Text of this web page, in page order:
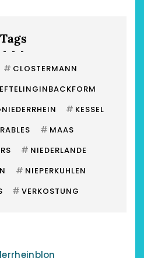
Tags
# CLOSTERMANN
EFTELINGINBACKFORM
# KESSEL
# MAAS
# NIEDERLANDE
# NIEPERKUHLEN
# VERKOSTUNG